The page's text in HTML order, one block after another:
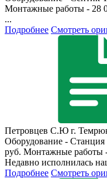
Монтажные работы - 28
...
Подробнее Смотреть
Петровцев С.Ю г.
Оборудование -
руб. Монтажные работы
Недавно исполнилась
Подробнее Смотреть